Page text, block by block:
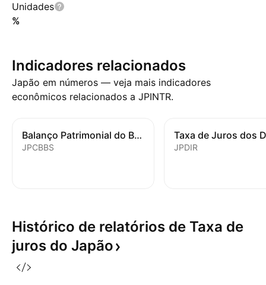
Unidades
%
Indicadores relacionados
Japão em números — veja mais indicadores
econômicos relacionados a JPINTR.
Balanço Patrimonial do Banco Central
JPCBBS JPDIR
Histórico de relatórios de Taxa de
juros do Japão